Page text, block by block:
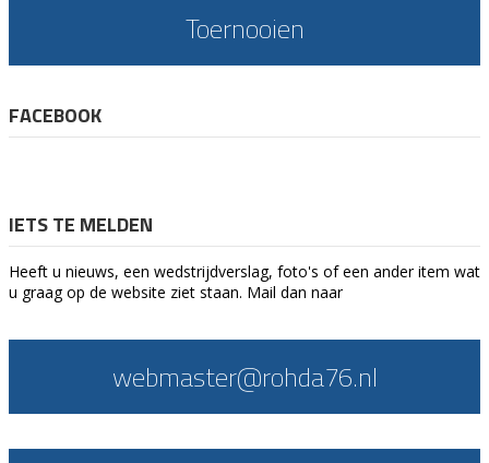
Toernooien
FACEBOOK
IETS TE MELDEN
Heeft u nieuws, een wedstrijdverslag, foto's of een ander item wat
u graag op de website ziet staan. Mail dan naar
webmaster@rohda76.nl